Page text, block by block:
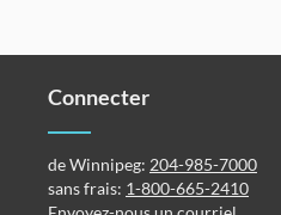
Connecter
de Winnipeg: 204-985-7000
sans frais: 1-800-665-2410